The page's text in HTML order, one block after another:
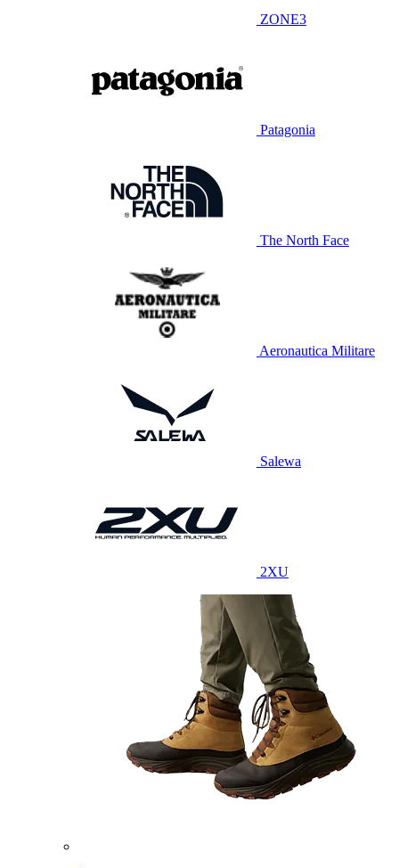
ZONE3
Patagonia
The North Face
Aeronautica Militare
Salewa
2XU